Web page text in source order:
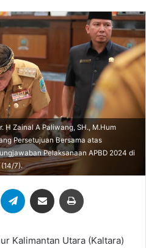
H Zainal A Paliwang, SH., M.Hum
Persetujuan Bersama atas
Pelaksanaan APBD 2024 di
7).
WhatsAppTelegram Share via Email
Kalimantan Utara (Kaltara)